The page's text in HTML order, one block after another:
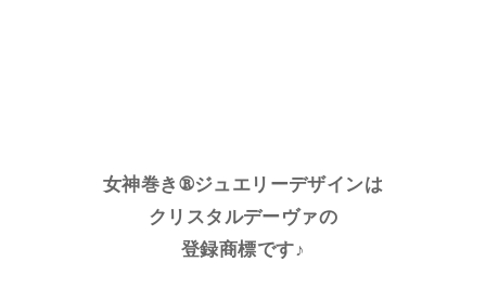
女神巻き®ジュエリーデザインは
クリスタルデーヴァの
登録商標です♪